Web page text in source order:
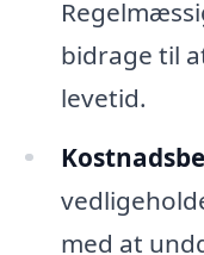
bidrage til
levetid.
med at